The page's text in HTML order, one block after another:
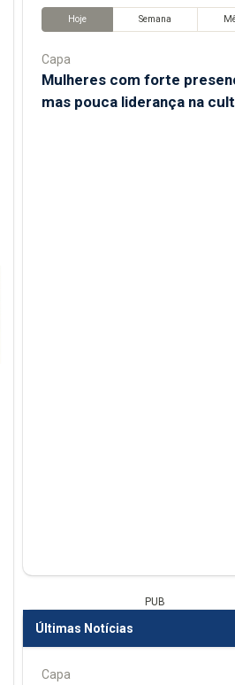
Hoje Semana
Capa
Mulheres com forte
mas pouca liderança na
PUB
Últimas Notícias
Capa